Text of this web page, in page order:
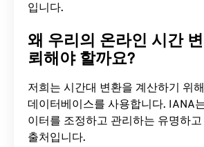
입니다.
왜 우리의 온라인 시간
뢰해야 할까요?
저희는 시간대 변환을 계산하기 위해
데이터베이스를 사용합니다. IANA
이터를 조정하고 관리하는 유명하
출처입니다.